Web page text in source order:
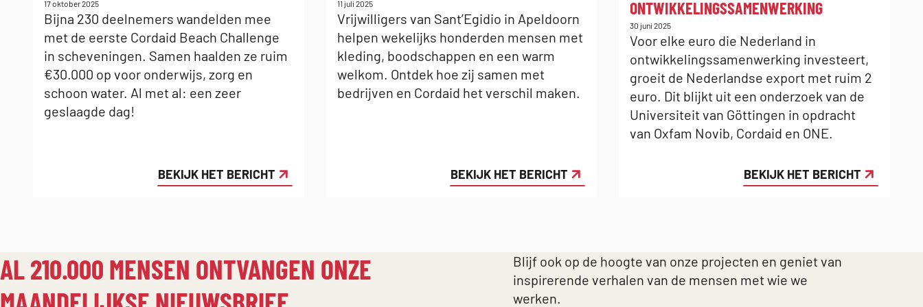
Gepubliceerd
op:
17 oktober 2025
Bijna 230 deelnemers wandelden mee
met de eerste Cordaid Beach Challenge
in scheveningen. Samen haalden ze ruim
€30.000 op voor onderwijs, zorg en
schoon water. Al met al: een zeer
geslaagde dag!
BEKIJK HET BERICHT
Gepubliceerd
op:
11 juli 2025
Vrijwilligers van Sant’Egidio in Apeldoorn
helpen wekelijks honderden mensen met
kleding, boodschappen en een warm
welkom. Ontdek hoe zij samen met
bedrijven en Cordaid het verschil maken.
BEKIJK HET BERICHT
ONTWIKKELINGSSAMENWERKING
Gepubliceerd
op:
30 juni 2025
Voor elke euro die Nederland in
ontwikkelingssamenwerking investeert,
groeit de Nederlandse export met ruim 2
euro. Dit blijkt uit een onderzoek van de
Universiteit van Göttingen in opdracht
van Oxfam Novib, Cordaid en ONE.
BEKIJK HET BERICHT
AL 210.000 MENSEN ONTVANGEN ONZE
Blijf ook op de hoogte van onze projecten en geniet van
inspirerende verhalen van de mensen met wie we
werken.